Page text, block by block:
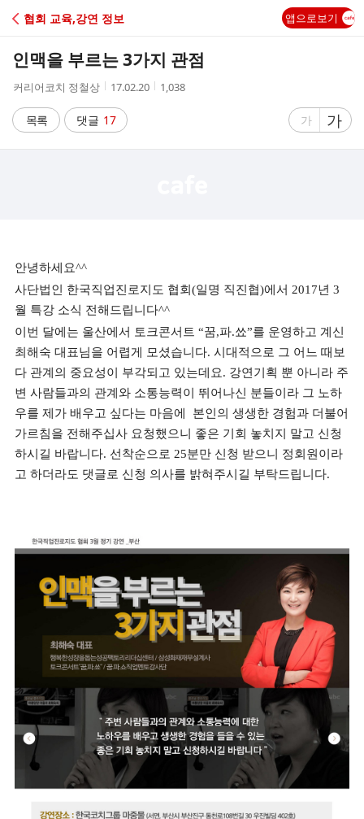
C
A
협회 교육,강연 정보 앱으로보기
인맥을 부르는 3가지 관점
작
자
커리어코치 정철상
작
시
간
17.02.20
조
1,038
목록 댓글 17
글
가
글
자
가
안녕하세요^^
사단법인 한국직업진로지도 협회(일명 직진협)에서 2017년 3
월 특강 소식 전해드립니다^^
이번 달에는 울산에서 토크콘서트 “꿈,파.쑈”를 운영하고 계신
최해숙 대표님을 어렵게 모셨습니다. 시대적으로 그 어느 때보
다 관계의 중요성이 부각되고 있는데요. 강연기획 뿐 아니라 주
변 사람들과의 관계와 소통능력이 뛰어나신 분들이라 그 노하
우를 제가 배우고 싶다는 마음에 본인의 생생한 경험과 더불어
가르침을 전해주십사 요청했으니 좋은 기회 놓치지 말고 신청
하시길 바랍니다. 선착순으로 25분만 신청 받으니 정회원이라
고 하더라도 댓글로 신청 의사를 밝혀주시길 부탁드립니다.